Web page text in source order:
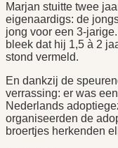
Marjan stuitte twee
eigenaardigs: de
jong voor een 3-
bleek dat hij 1,5 à 2
stond vermeld.
En dankzij de
verrassing: er was
Nederlands
organiseerden de
broertjes herkenden